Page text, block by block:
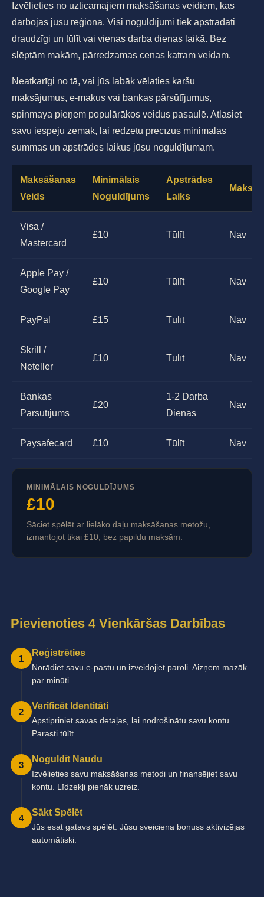
Izvēlieties no uzticamajiem maksāšanas veidiem, kas
darbojas jūsu reģionā. Visi noguldījumi tiek apstrādāti
draudzīgi un tūlīt vai vienas darba dienas laikā. Bez
slēptām makām, pārredzamas cenas katram veidam.
Neatkarīgi no tā, vai jūs labāk vēlaties karšu
maksājumus, e-makus vai bankas pārsūtījumus,
spinmaya pieņem populārākos veidus pasaulē. Atlasiet
savu iespēju zemāk, lai redzētu precīzus minimālās
summas un apstrādes laikus jūsu noguldījumam.
Maksāšanas
Veids
Minimālais
Noguldījums
Apstrādes
Laiks
Maksas
Visa /
Mastercard
£10 Tūlīt Nav
Apple Pay /
Google Pay
£10 Tūlīt Nav
PayPal £15 Tūlīt Nav
Skrill /
Neteller
£10 Tūlīt Nav
Bankas
Pārsūtījums
£20
1-2 Darba
Dienas
Nav
Paysafecard £10 Tūlīt Nav
MINIMĀLAIS NOGULDĪJUMS
£10
Sāciet spēlēt ar lielāko daļu maksāšanas metožu,
izmantojot tikai £10, bez papildu maksām.
Pievienoties 4 Vienkāršas Darbības
1
Reģistrēties
Norādiet savu e-pastu un izveidojiet paroli. Aizņem mazāk
par minūti.
2
Verificēt Identitāti
Apstipriniet savas detaļas, lai nodrošinātu savu kontu.
Parasti tūlīt.
3
Noguldīt Naudu
Izvēlieties savu maksāšanas metodi un finansējiet savu
kontu. Līdzekļi pienāk uzreiz.
4
Sākt Spēlēt
Jūs esat gatavs spēlēt. Jūsu sveiciena bonuss aktivizējas
automātiski.